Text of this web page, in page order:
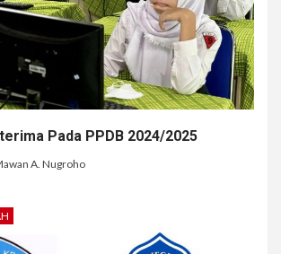
Pada PPDB 2024/2025
A. Nugroho